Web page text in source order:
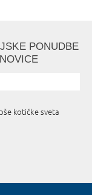
PONUDBE
kotičke sveta